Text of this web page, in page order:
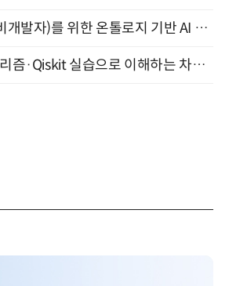
모든 업무 담당자(비개발자)를 위한 온톨로지 기반 AI 지식체계 설계 1-day 워크숍 8월 20일 개최
“큐비트·양자 알고리즘·Qiskit 실습으로 이해하는 차세대 컴퓨팅” (8/28)